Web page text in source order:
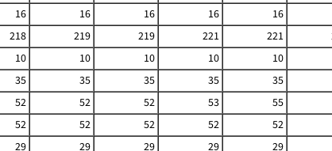
16 16 16 16
16
218 219 219 221 221
10 10 10 10
10
35 35 35 35
35
52 52 52 53
55
52 52 52 52
52
29 29 29 29
29